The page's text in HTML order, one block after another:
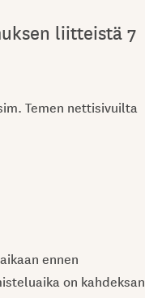
liitteistä 7
Temen nettisivuilta
ennen
on kahdeksan